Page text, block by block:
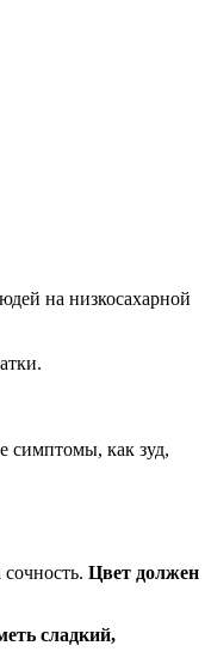
на низкосахарной
симптомы, как зуд,
Цвет должен
сладкий,